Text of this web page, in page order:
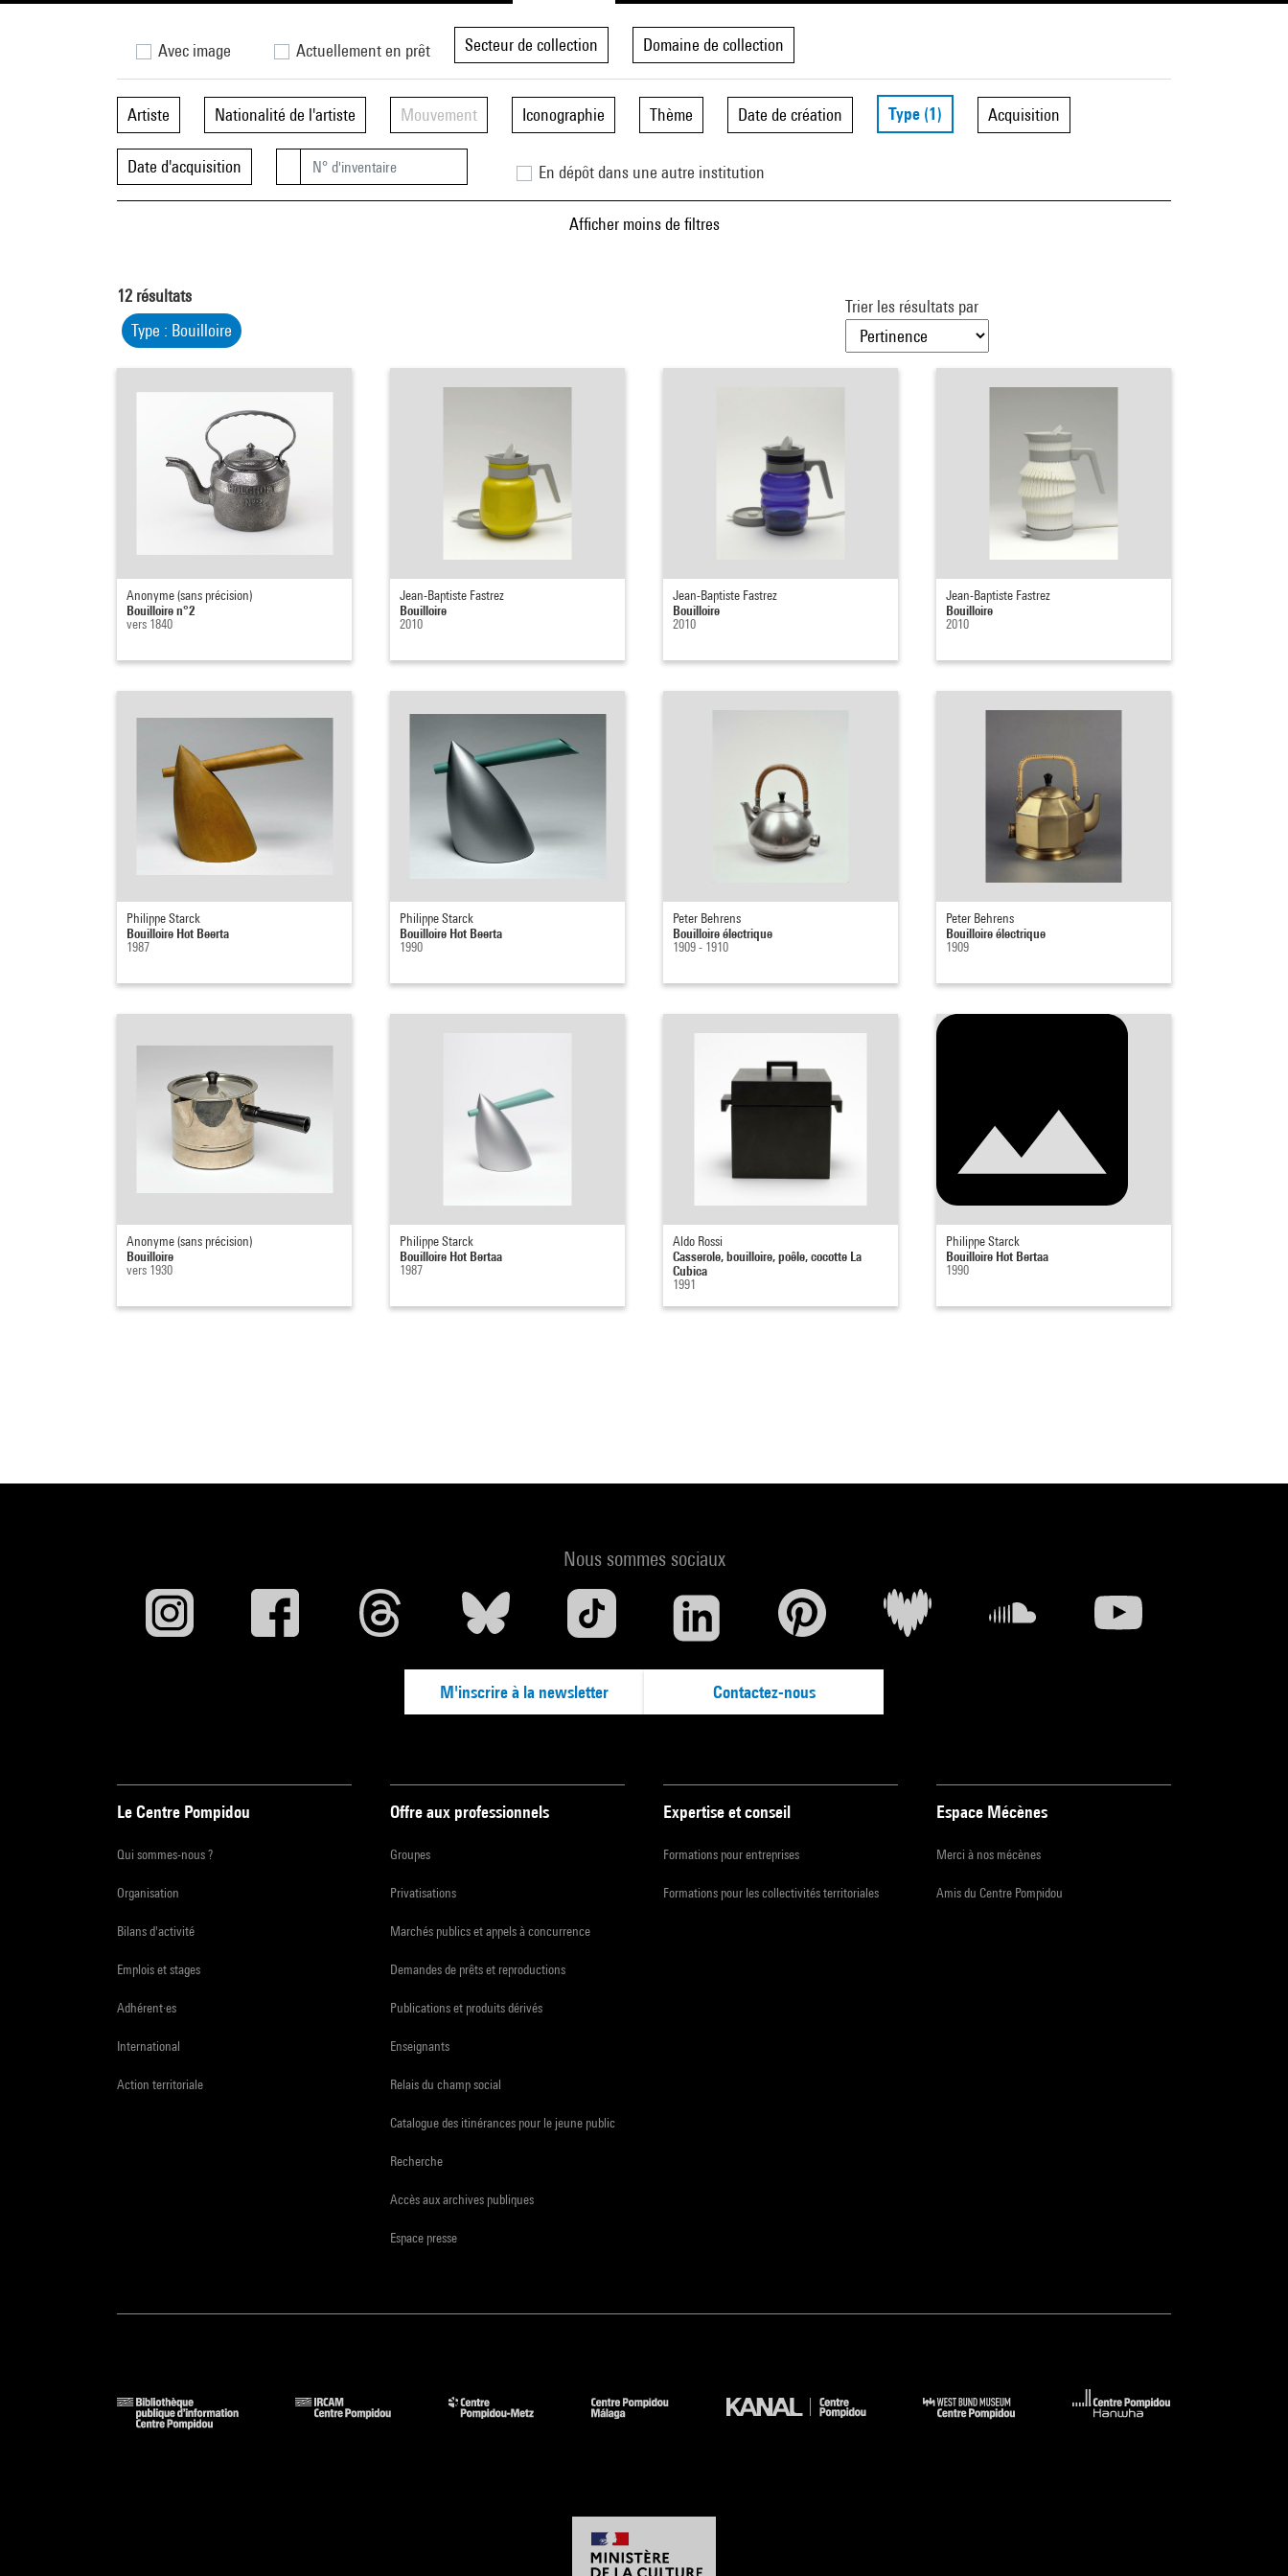
Avec image Actuellement en prêt Secteur de collection Domaine de collection
Artiste Nationalité de l'artiste Mouvement Iconographie Thème Date de création Type (1) Acquisition
Date d'acquisition En dépôt dans une autre institution
Afficher moins de filtres
12 résultats
Type : Bouilloire
Trier les résultats par
Anonyme (sans précision)
Bouilloire n°2
vers 1840
Jean-Baptiste Fastrez
Bouilloire
2010
Jean-Baptiste Fastrez
Bouilloire
2010
Jean-Baptiste Fastrez
Bouilloire
2010
Philippe Starck
Bouilloire Hot Beerta
1987
Philippe Starck
Bouilloire Hot Beerta
1990
Peter Behrens
Bouilloire électrique
1909 - 1910
Peter Behrens
Bouilloire électrique
1909
Anonyme (sans précision)
Bouilloire
vers 1930
Philippe Starck
Bouilloire Hot Bertaa
1987
Aldo Rossi
Casserole, bouilloire, poêle, cocotte La
Cubica
1991
Philippe Starck
Bouilloire Hot Bertaa
1990
Nous sommes sociaux
M'inscrire à la newsletter Contactez-nous
Le Centre Pompidou
Qui sommes-nous ?
Organisation
Bilans d'activité
Emplois et stages
Adhérent·es
International
Action territoriale
Offre aux professionnels
Groupes
Privatisations
Marchés publics et appels à concurrence
Demandes de prêts et reproductions
Publications et produits dérivés
Enseignants
Relais du champ social
Catalogue des itinérances pour le jeune public
Recherche
Accès aux archives publiques
Espace presse
Expertise et conseil
Formations pour entreprises
Formations pour les collectivités territoriales
Espace Mécènes
Merci à nos mécènes
Amis du Centre Pompidou